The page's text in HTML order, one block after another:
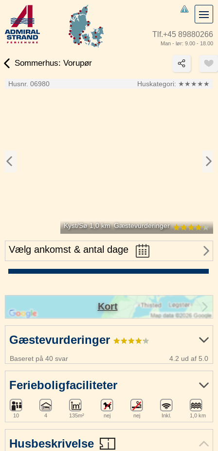
Tlf.+45 89880266
Man - lør: 9.00 - 18.00
Sommerhus: Vorupør
Husnr. 06980 Huskategori: ★★★★★
Kyst/Sø 1,0 km Gæstevurderinger
Vælg ankomst & antal dage
Husbeskrivelse
Gæstevurderinger
Baseret på 40 svar 4.2 ud af 5.0
Ferieboligfaciliteter
10 4 135m² nej nej Inkl. 1,0 km
Kort